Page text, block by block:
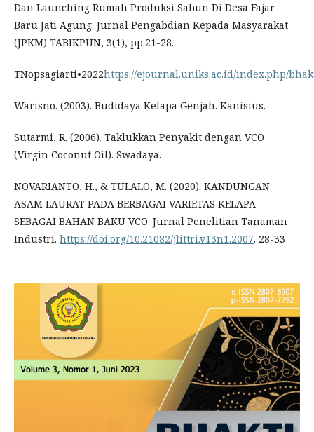
Dan Launching Rumah Produksi Sabun Di Desa Fajar
Baru Jati Agung. Jurnal Pengabdian Kepada Masyarakat
(JPKM) TABIKPUN, 3(1), pp.21-28.
TNopsagiarti•2022https://ejournal.uniks.ac.id/index.php/
Warisno. (2003). Budidaya Kelapa Genjah. Kanisius.
Sutarmi, R. (2006). Taklukkan Penyakit dengan VCO
(Virgin Coconut Oil). Swadaya.
NOVARIANTO, H., & TULALO, M. (2020). KANDUNGAN
ASAM LAURAT PADA BERBAGAI VARIETAS KELAPA
SEBAGAI BAHAN BAKU VCO. Jurnal Penelitian Tanaman
Industri. https://doi.org/10.21082/jlittri.v13n1.2007. 28-33